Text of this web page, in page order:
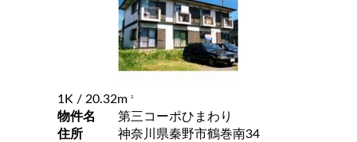
1K / 20.32m 2
物件名
第三コーポひまわり
住所
神奈川県秦野市鶴巻南34